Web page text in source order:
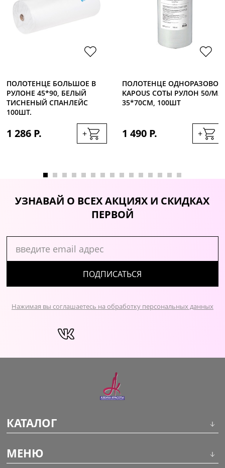
ПОЛОТЕНЦЕ БОЛЬШОЕ В
РУЛОНЕ 45*90, БЕЛЫЙ
ТИСНЕНЫЙ СПАНЛЕЙС
100ШТ.
1 286 Р. +
ПОЛОТЕНЦЕ ОДНОРАЗОВОЕ
KAPOUS СОТЫ РУЛОН 50/М2
35*70СМ, 100ШТ
1 490 Р. +
УЗНАВАЙ О ВСЕХ АКЦИЯХ И СКИДКАХ
ПЕРВОЙ
ПОДПИСАТЬСЯ
Нажимая вы соглашаетесь на обработку персональных данных
КАТАЛОГ
МЕНЮ